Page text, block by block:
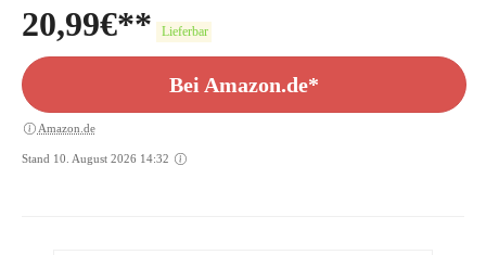
20,99€ Lieferbar
Bei Amazon.de*
Amazon.de
Stand 10. August 2026 14:32